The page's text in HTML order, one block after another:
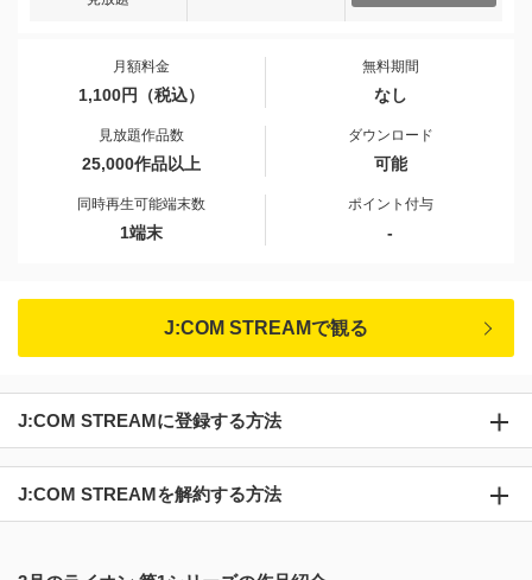
月額料金
1,100円（税込）
無料期間
なし
見放題作品数
25,000作品以上
ダウンロード
可能
同時再生可能端末数
1端末
ポイント付与
-
J:COM STREAMで観る
J:COM STREAMに登録する方法
J:COM STREAMを解約する方法